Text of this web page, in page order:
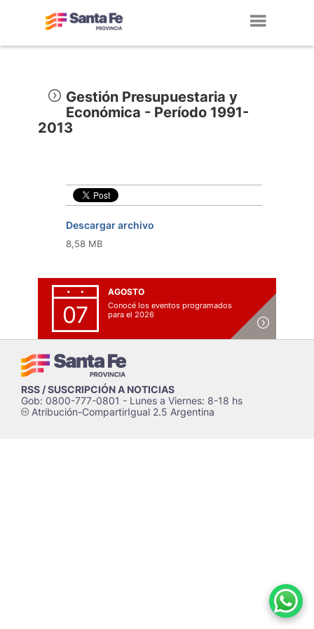
Gestión Presupuestaria y
Económica - Período 1991-
2013
Descargar archivo
8,58 MB
07
AGOSTO
Conocé los eventos programados
para el 2026
RSS / SUSCRIPCIÓN A NOTICIAS
Gob: 0800-777-0801 - Lunes a Viernes: 8-18 hs
cAtribución-CompartirIgual 2.5 Argentina